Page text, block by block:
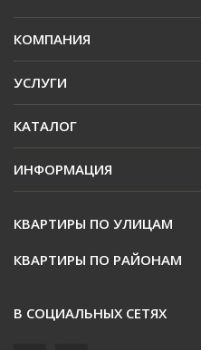
КОМПАНИЯ
УСЛУГИ
КАТАЛОГ
ИНФОРМАЦИЯ
КВАРТИРЫ ПО УЛИЦАМ
КВАРТИРЫ ПО РАЙОНАМ
В СОЦИАЛЬНЫХ СЕТЯХ